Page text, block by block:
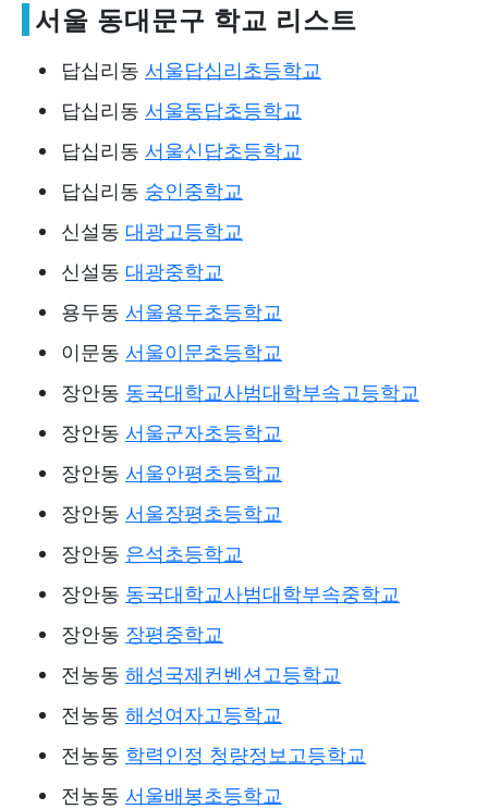
서울 동대문구 학교 리스트
답십리동 서울답십리초등학교
답십리동 서울동답초등학교
답십리동 서울신답초등학교
답십리동 숭인중학교
신설동 대광고등학교
신설동 대광중학교
용두동 서울용두초등학교
이문동 서울이문초등학교
장안동 동국대학교사범대학부속고등학교
장안동 서울군자초등학교
장안동 서울안평초등학교
장안동 서울장평초등학교
장안동 은석초등학교
장안동 동국대학교사범대학부속중학교
장안동 장평중학교
전농동 해성국제컨벤션고등학교
전농동 해성여자고등학교
전농동 학력인정 청량정보고등학교
전농동 서울배봉초등학교